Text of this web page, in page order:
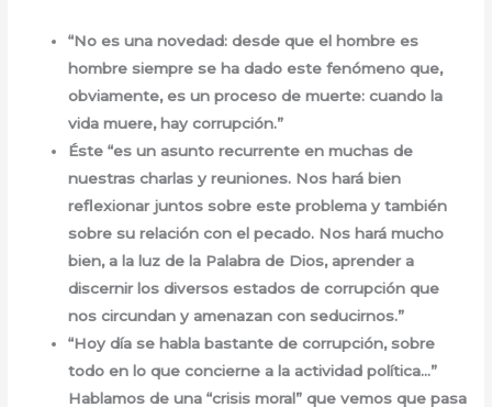
“No es una novedad: desde que el hombre es
hombre siempre se ha dado este fenómeno que,
obviamente, es un proceso de muerte: cuando la
vida muere, hay corrupción.”
Éste “es un asunto recurrente en muchas de
nuestras charlas y reuniones. Nos hará bien
reflexionar juntos sobre este problema y también
sobre su relación con el pecado. Nos hará mucho
bien, a la luz de la Palabra de Dios, aprender a
discernir los diversos estados de corrupción que
nos circundan y amenazan con seducirnos.”
“Hoy día se habla bastante de corrupción, sobre
todo en lo que concierne a la actividad política…”
Hablamos de una “crisis moral” que vemos que pasa